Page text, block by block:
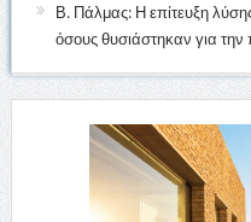
Β. Πάλμας: Η επίτευξη
όσους θυσιάστηκαν για την